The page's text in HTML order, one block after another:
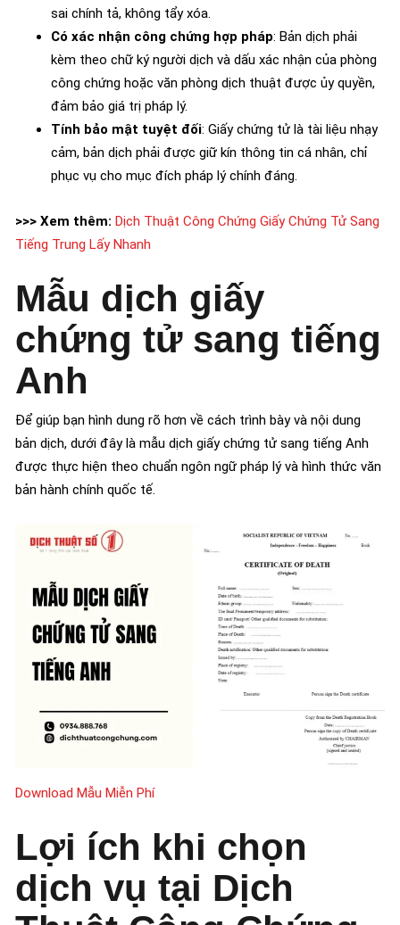
sai chính tả, không tẩy xóa.
Có xác nhận công chứng hợp pháp: Bản dịch phải
kèm theo chữ ký người dịch và dấu xác nhận của phòng
công chứng hoặc văn phòng dịch thuật được ủy quyền,
đảm bảo giá trị pháp lý.
Tính bảo mật tuyệt đối: Giấy chứng tử là tài liệu nhạy
cảm, bản dịch phải được giữ kín thông tin cá nhân, chỉ
phục vụ cho mục đích pháp lý chính đáng.
>>> Xem thêm: Dịch Thuật Công Chứng Giấy Chứng Tử Sang
Tiếng Trung Lấy Nhanh
Mẫu dịch giấy
chứng tử sang tiếng
Anh
Để giúp bạn hình dung rõ hơn về cách trình bày và nội dung
bản dịch, dưới đây là mẫu dịch giấy chứng tử sang tiếng Anh
được thực hiện theo chuẩn ngôn ngữ pháp lý và hình thức văn
bản hành chính quốc tế.
Download Mẫu Miễn Phí
Lợi ích khi chọn
dịch vụ tại Dịch